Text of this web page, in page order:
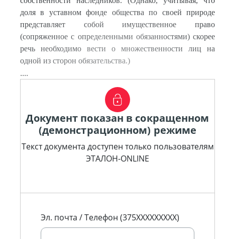
доля в уставном фонде общества по своей природе
представляет собой имущественное право
(сопряженное с определенными обязанностями) скорее
речь необходимо вести о множественности лиц на
одной из сторон обязательства.)
....
Документ показан в сокращенном
(демонстрационном) режиме
Текст документа доступен только пользователям
ЭТАЛОН-ONLINE
Эл. почта / Телефон (375XXXXXXXXX)